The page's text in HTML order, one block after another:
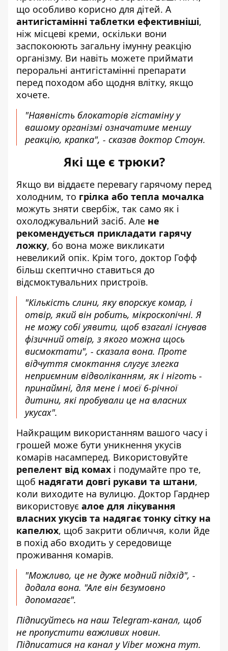
що особливо корисно для дітей. А
антигістамінні таблетки ефективніші,
ніж місцеві креми, оскільки вони
заспокоюють загальну імунну реакцію
організму. Ви навіть можете приймати
пероральні антигістамінні препарати
перед походом або щодня влітку, якщо
хочете.
"Наявність блокаторів гістаміну у
вашому організмі означатиме меншу
реакцію, крапка", - сказав доктор Стоун.
Які ще є трюки?
Якщо ви віддаєте перевагу гарячому перед
холодним, то грілка або тепла мочалка
можуть зняти свербіж, так само як і
охолоджувальний засіб. Але не
рекомендується прикладати гарячу
ложку, бо вона може викликати
невеликий опік. Крім того, доктор Гофф
більш скептично ставиться до
відсмоктувальних пристроїв.
"Кількість слини, яку впорскує комар, і
отвір, який він робить, мікроскопічні. Я
не можу собі уявити, щоб взагалі існував
фізичний отвір, з якого можна щось
висмоктати", - сказала вона. Проте
відчуття смоктання слугує злегка
неприємним відволіканням, як і ніготь -
принаймні, для мене і моєї 6-річної
дитини, які пробували це на власних
укусах".
Найкращим використанням вашого часу і
грошей може бути уникнення укусів
комарів насамперед. Використовуйте
репелент від комах і подумайте про те,
щоб надягати довгі рукави та штани,
коли виходите на вулицю. Доктор Гарднер
використовує алое для лікування
власних укусів та надягає тонку сітку на
капелюх, щоб закрити обличчя, коли йде
в похід або входить у середовище
проживання комарів.
"Можливо, це не дуже модний підхід", -
додала вона. "Але він безумовно
допомагає".
Підписуйтесь на наш Telegram-канал, щоб
не пропустити важливих новин.
Підписатися на канал у Viber можна тут.